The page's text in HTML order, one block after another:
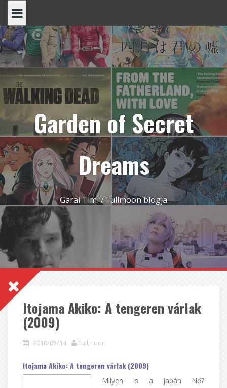
content
Garden of Secret
Dreams
Garai Timi / Fullmoon blogja
Itojama Akiko: A tengeren várlak
(2009)
2010/05/14 Fullmoon
Itojama Akiko: A tengeren várlak (2009)
Milyen is a japán Nő?